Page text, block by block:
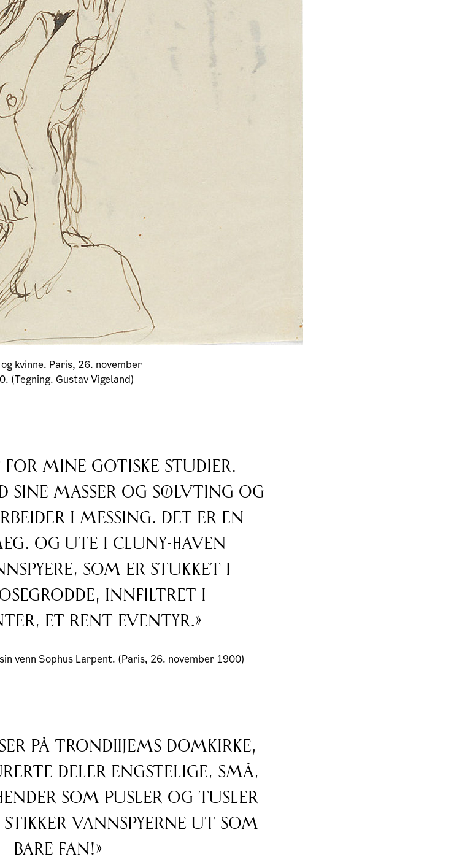
kvinne. Paris, 26. november
(Tegning. Gustav Vigeland)
for mine gotiske studier.
sine masser og sølvting og
i messing. Det er en
Og ute i Cluny-haven
som er stukket i
innfiltret i
et rent eventyr.»
venn Sophus Larpent. (Paris, 26. november 1900)
på Trondhjems domkirke,
deler engstelige, små,
hender som pusler og tusler
stikker vannspyerne ut som
bare fan!»